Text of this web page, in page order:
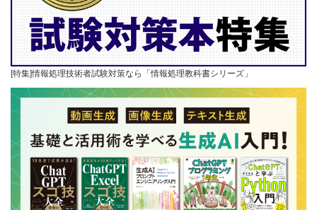
[特集]情報処理技術者試験対策なら「情報処理教科書シリーズ」